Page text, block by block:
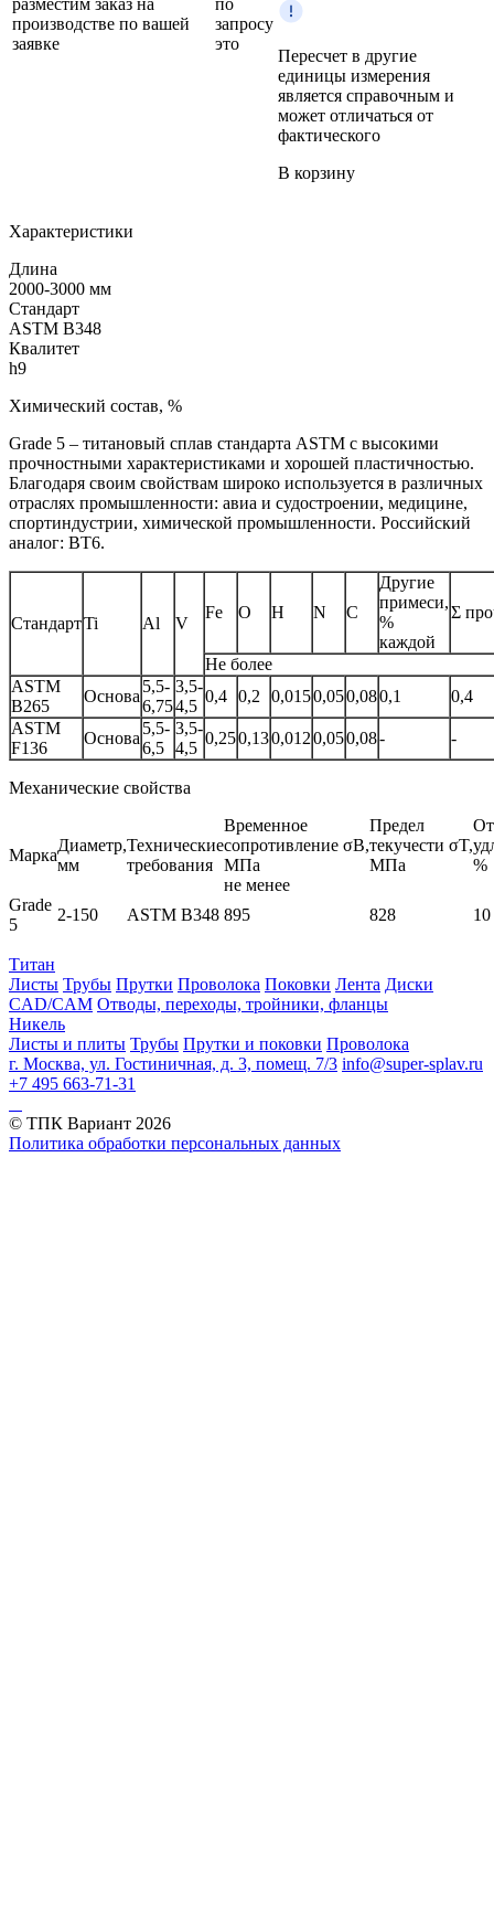
производстве по вашей
заявке
запросу
это
Пересчет в другие
единицы измерения
является справочным и
может отличаться от
фактического
В корзину
Характеристики
Длина
2000-3000 мм
Стандарт
ASTM B348
Квалитет
h9
Химический состав, %
Grade 5 – титановый сплав стандарта ASTM с высокими
прочностными характеристиками и хорошей пластичностью.
Благодаря своим свойствам широко используется в различных
отраслях промышленности: авиа и судостроении, медицине,
спортиндустрии, химической промышленности. Российский
аналог: ВТ6.
СтандартTi Al V
Fe O H N C
Другие
примеси,
%
каждой
Σ
Не более
ASTM
B265
Основа
5,5-
6,75
3,5-
4,5
0,4 0,2 0,0150,050,080,1
0,4
ASTM
F136
Основа
5,5-
6,5
3,5-
4,5
0,250,130,0120,050,08- -
Механические свойства
Марка
Диаметр,
мм
Технические
требования
Временное
сопротивление σB,
МПа
Предел
текучести σT,
МПа
%
не менее
Grade
5
2-150 ASTM B348 895 828 10
Титан
Листы Трубы Прутки Проволока Поковки Лента Диски
CAD/CAM Отводы, переходы, тройники, фланцы
Никель
Листы и плиты Трубы Прутки и поковки Проволока
г. Москва, ул. Гостиничная, д. 3, помещ. 7/3 info@super-splav.ru
+7 495 663-71-31
© ТПК Вариант 2026
Политика обработки персональных данных